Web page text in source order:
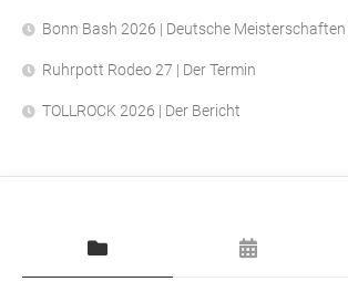
Bonn Bash 2026 | Deutsche
Ruhrpott Rodeo 27 | Der Termin
TOLLROCK 2026 | Der Bericht